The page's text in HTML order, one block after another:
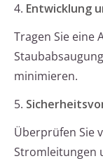
4. Entwicklung
Tragen Sie eine
minimieren.
5.
Überprüfen Sie
Stromleitungen